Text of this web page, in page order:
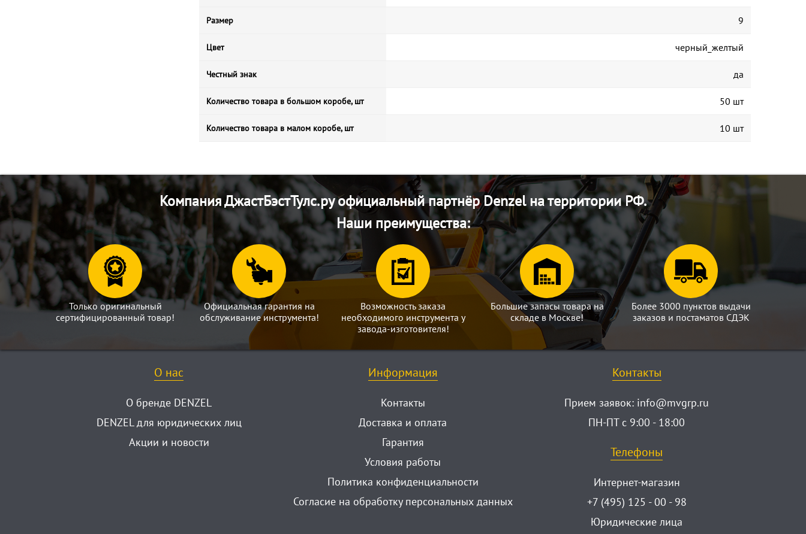
Размер 9
Цвет черный_желтый
Честный знак да
Количество товара в большом коробе, шт 50 шт
Количество товара в малом коробе, шт 10 шт
Компания ДжастБэстТулс.ру официальный партнёр Denzel на территории РФ.
Наши преимущества:
Только оригинальный
сертифицированный товар!
Официальная гарантия на
обслуживание инструмента!
Возможность заказа
необходимого инструмента у
завода-изготовителя!
Большие запасы товара на
складе в Москве!
Более 3000 пунктов выдачи
заказов и постаматов СДЭК
О нас
О бренде DENZEL
DENZEL для юридических лиц
Акции и новости
Информация
Контакты
Доставка и оплата
Гарантия
Условия работы
Политика конфиденциальности
Согласие на обработку персональных данных
Контакты
Прием заявок: info@mvgrp.ru
ПН-ПТ с 9:00 - 18:00
Телефоны
Интернет-магазин
+7 (495) 125 - 00 - 98
Юридические лица